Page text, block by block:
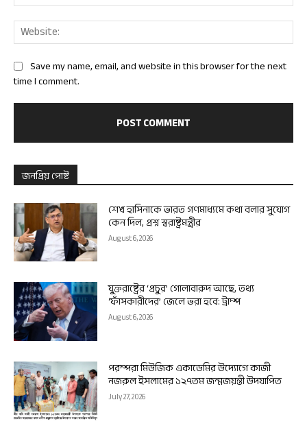
Save my name, email, and website in this browser for the next
time I comment.
জনপ্রিয় পোষ্ট
শেখ হাসিনাকে ভারত গণমাধ্যমে কথা বলার সুযোগ
কেন দিল, প্রশ্ন স্বরাষ্ট্রমন্ত্রীর
August 6, 2026
যুক্তরাষ্ট্রের ‘প্রচুর’ গোলাবারুদ আছে, তথ্য
‘ফাঁসকারীদের’ জেলে ভরা হবে: ট্রাম্প
August 6, 2026
পরম্পরা মিউজিক একাডেমির উদ্যোগে কাজী
নজরুল ইসলামের ১২৭তম জন্মজয়ন্তী উদযাপিত
July 27, 2026